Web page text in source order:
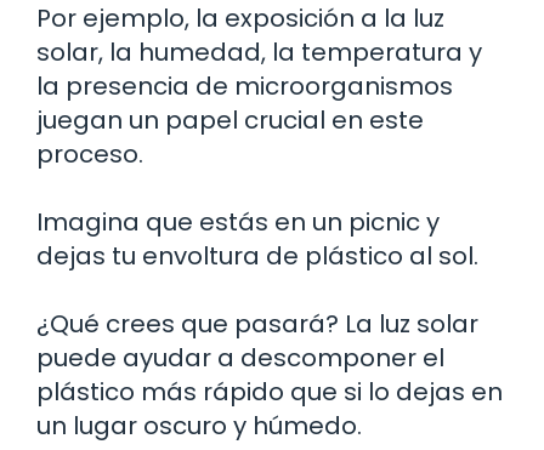
Por ejemplo, la exposición a la luz
solar, la humedad, la temperatura y
la presencia de microorganismos
juegan un papel crucial en este
proceso.
Imagina que estás en un picnic y
dejas tu envoltura de plástico al sol.
¿Qué crees que pasará? La luz solar
puede ayudar a descomponer el
plástico más rápido que si lo dejas en
un lugar oscuro y húmedo.